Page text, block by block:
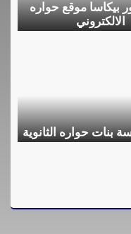
بيكاسا موقع حواره
الالكتروني
بنات حواره الثانوية